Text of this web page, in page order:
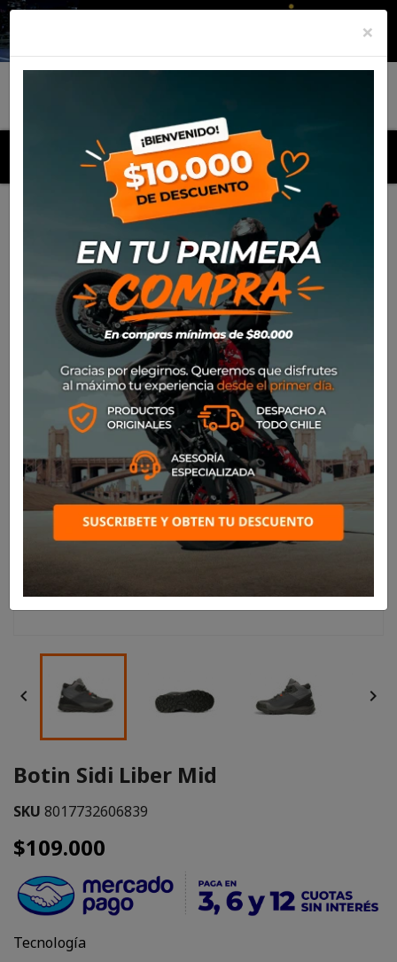
MENU
Productos Botin Sidi Liber Mid
 
Botin Sidi Liber Mid
SKU 8017732606839
$109.000
Tecnología
×